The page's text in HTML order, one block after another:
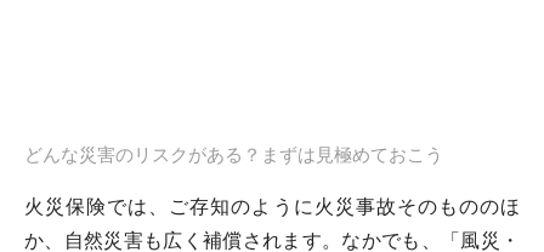
どんな災害のリスクがある？まずは見極めておこう
火災保険では、ご存知のように火災事故そのもののほ
か、自然災害も広く補償されます。なかでも、「風災・